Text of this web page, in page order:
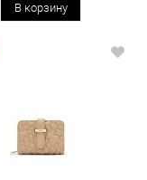
В корзину